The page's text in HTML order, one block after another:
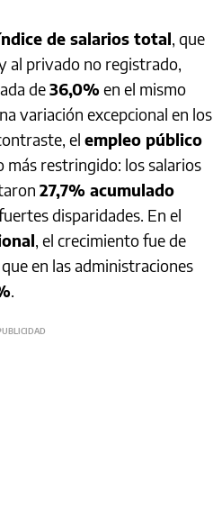
de salarios total, que
al privado no registrado,
de36,0% en el mismo
variación excepcional en los
el empleo público
restringido: los salarios
27,7% acumulado
disparidades. En el
, el crecimiento fue de
en las administraciones
.